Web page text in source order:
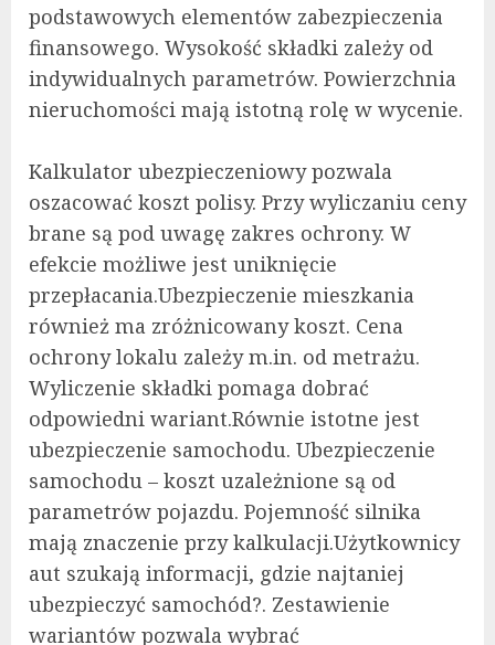
podstawowych elementów zabezpieczenia
finansowego. Wysokość składki zależy od
indywidualnych parametrów. Powierzchnia
nieruchomości mają istotną rolę w wycenie.
Kalkulator ubezpieczeniowy pozwala
oszacować koszt polisy. Przy wyliczaniu ceny
brane są pod uwagę zakres ochrony. W
efekcie możliwe jest uniknięcie
przepłacania.Ubezpieczenie mieszkania
również ma zróżnicowany koszt. Cena
ochrony lokalu zależy m.in. od metrażu.
Wyliczenie składki pomaga dobrać
odpowiedni wariant.Równie istotne jest
ubezpieczenie samochodu. Ubezpieczenie
samochodu – koszt uzależnione są od
parametrów pojazdu. Pojemność silnika
mają znaczenie przy kalkulacji.Użytkownicy
aut szukają informacji, gdzie najtaniej
ubezpieczyć samochód?. Zestawienie
wariantów pozwala wybrać